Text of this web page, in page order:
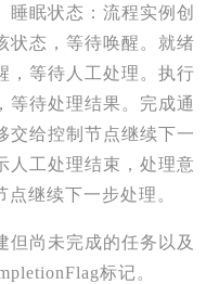
睡眠状态：流程实例创
状态，等待唤醒。就绪
，等待人工处理。执行
等待处理结果。完成通
交给控制节点继续下一
人工处理结束，处理意
点继续下一步处理。
但尚未完成的任务以及
标记。